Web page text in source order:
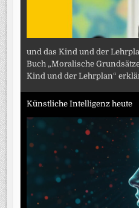
und das Kind und der
Buch „Moralische
Kind und der Lehrplan“
Künstliche Intelligenz heute